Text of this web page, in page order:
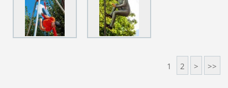
1 2 > >>